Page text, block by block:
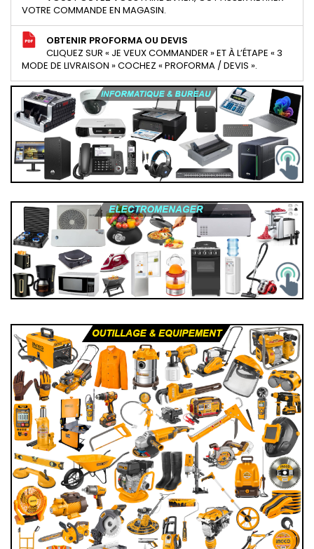
VOTRE COMMANDE EN MAGASIN.
OBTENIR PROFORMA OU DEVIS
CLIQUEZ SUR « JE VEUX COMMANDER » ET À L’ÉTAPE « 3
MODE DE LIVRAISON » COCHEZ « PROFORMA / DEVIS ».